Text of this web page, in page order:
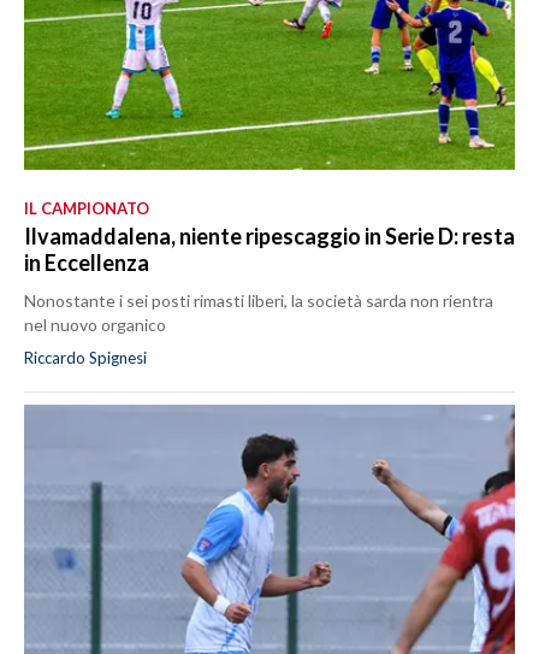
IL CAMPIONATO
Ilvamaddalena, niente ripescaggio in Serie D: resta
in Eccellenza
Nonostante i sei posti rimasti liberi, la società sarda non rientra
nel nuovo organico
Riccardo Spignesi